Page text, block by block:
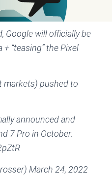
Google will officially be
“teasing” the Pixel
markets) pushed to
announced and
7 Pro in October.
March 24, 2022